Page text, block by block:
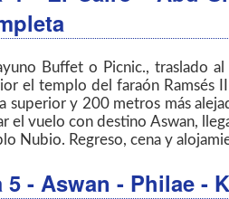
Buffet o Picnic., traslado
el templo del faraón Ramsés
superior y 200 metros más
el vuelo con destino Aswan,
Nubio. Regreso, cena y
5 - Aswan - Philae -